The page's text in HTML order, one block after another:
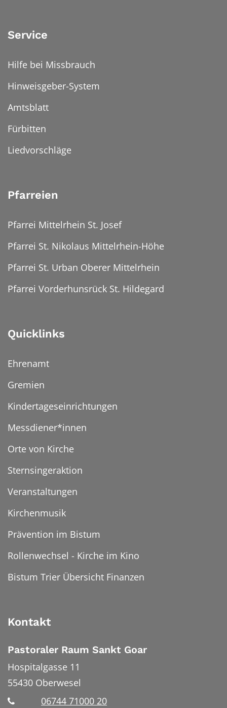
Service
Hilfe bei Missbrauch
Hinweisgeber-System
Amtsblatt
Fürbitten
Liedvorschläge
Pfarreien
Pfarrei Mittelrhein St. Josef
Pfarrei St. Nikolaus Mittelrhein-Höhe
Pfarrei St. Urban Oberer Mittelrhein
Pfarrei Vorderhunsrück St. Hildegard
Quicklinks
Ehrenamt
Gremien
Kindertageseinrichtungen
Messdiener*innen
Orte von Kirche
Sternsingeraktion
Veranstaltungen
Kirchenmusik
Prävention im Bistum
Rollenwechsel - Kirche im Kino
Bistum Trier Übersicht Finanzen
Kontakt
Pastoraler Raum Sankt Goar
Hospitalgasse 11
55430 Oberwesel
06744 71000 20